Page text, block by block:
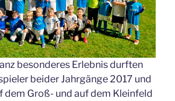
besonderes Erlebnis durften
beider Jahrgänge 2017 und
dem Groß- und auf dem Kleinfeld